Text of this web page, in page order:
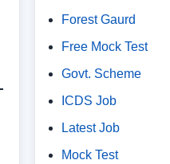
Forest Gaurd
Free Mock Test
Govt. Scheme
ICDS Job
Latest Job
Mock Test